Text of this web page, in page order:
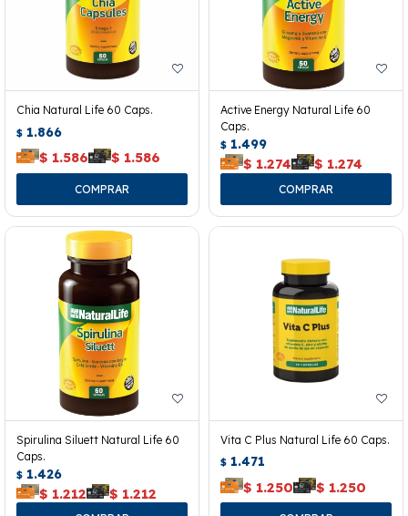
Chia Natural Life 60 Caps.
$ 1.866
$ 1.586 $ 1.586
Active Energy Natural Life 60
Caps.
$ 1.499
$ 1.274 $ 1.274
Spirulina Siluett Natural Life 60
Caps.
$ 1.426
$ 1.212 $ 1.212
Vita C Plus Natural Life 60 Caps.
$ 1.471
$ 1.250 $ 1.250